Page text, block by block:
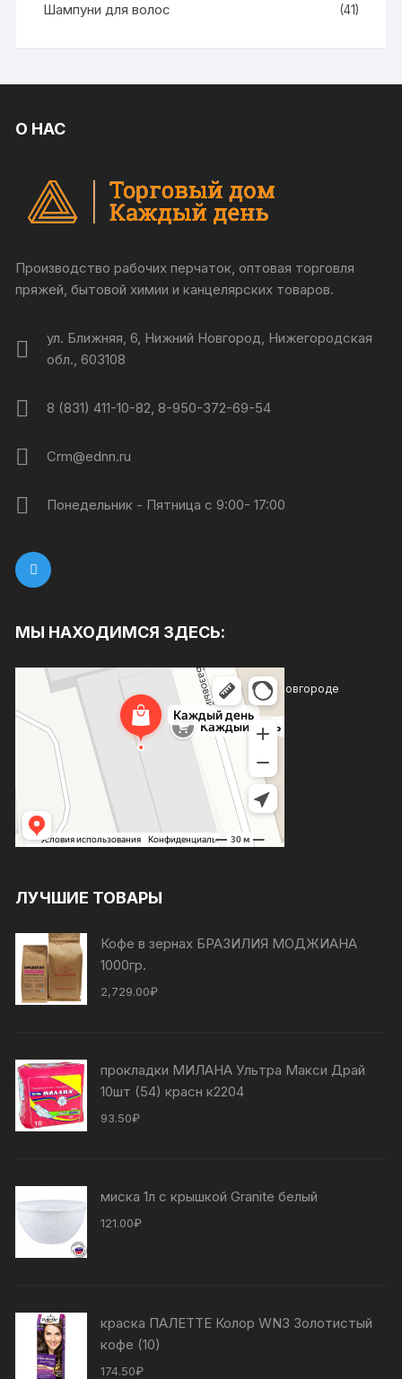
Шампуни для волос (41)
О НАС
Производство рабочих перчаток, оптовая торговля
пряжей, бытовой химии и канцелярских товаров.
ул. Ближняя, 6, Нижний Новгород, Нижегородская
обл., 603108
8 (831) 411-10-82, 8-950-372-69-54
Crm@ednn.ru
Понедельник - Пятница с 9:00- 17:00
МЫ НАХОДИМСЯ ЗДЕСЬ:
Каждый день
Магазин хозтоваров и бытовой химии в Нижнем Новгороде
Товары для дома в Нижнем Новгороде
ЛУЧШИЕ ТОВАРЫ
Кофе в зернах БРАЗИЛИЯ МОДЖИАНА
1000гр.
2,729.00₽
прокладки МИЛАНА Ультра Макси Драй
10шт (54) красн к2204
93.50₽
миска 1л с крышкой Granite белый
121.00₽
краска ПАЛЕТТЕ Колор WN3 Золотистый
кофе (10)
174.50₽